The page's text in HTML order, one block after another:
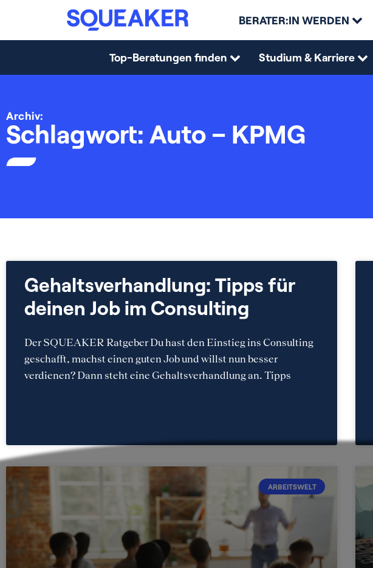
BERATER:IN WERDEN
Top-Beratungen finden Studium & Karriere
Archiv:
Schlagwort: Auto – KPMG
Gehaltsverhandlung: Tipps für
deinen Job im Consulting
Der SQUEAKER Ratgeber Du hast den Einstieg ins Consulting
geschafft, machst einen guten Job und willst nun besser
verdienen? Dann steht eine Gehaltsverhandlung an. Tipps
ARBEITSWELT